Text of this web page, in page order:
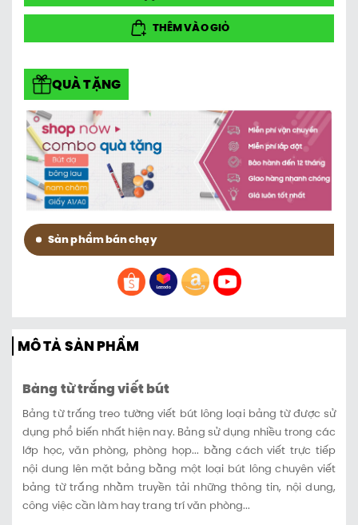
THÊM VÀO GIỎ
QUÀ TẶNG
Sản phẩm bán chạy
MÔ TẢ SẢN PHẨM
Bảng từ trắng viết bút
Bảng từ trắng treo tường viết bút lông loại bảng từ được sử
dụng phổ biến nhất hiện nay. Bảng sử dụng nhiều trong các
lớp học, văn phòng, phòng họp... bằng cách viết trực tiếp
nội dung lên mặt bảng bằng một loại bút lông chuyên viết
bảng từ trắng nhằm truyền tải những thông tin, nội dung,
công việc cần làm hay trang trí văn phòng...